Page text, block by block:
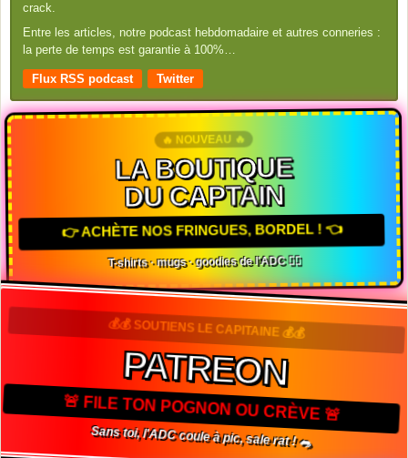
crack.
Entre les articles, notre podcast hebdomadaire et autres conneries :
la perte de temps est garantie à 100%…
Flux RSS podcast Twitter
🔥 NOUVEAU 🔥
LA BOUTIQUE
DU CAPTAIN
👉 ACHÈTE NOS FRINGUES, BORDEL ! 👈
T-shirts · mugs · goodies de l'ADC 🏴‍☠️
💰💰 SOUTIENS LE CAPITAINE 💰💰
PATREON
🚨 FILE TON POGNON OU CRÈVE 🚨
Sans toi, l'ADC coule à pic, sale rat ! 🐀